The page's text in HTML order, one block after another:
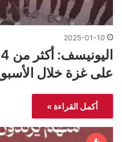
2025-01-10
على غزة خلال الأسبوع
أكمل القراءة »